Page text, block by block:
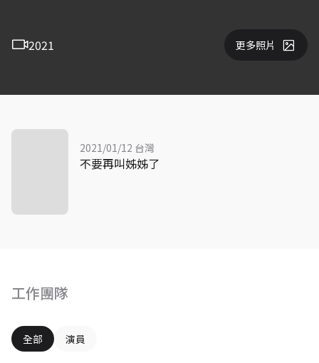
2021 更多照片
工作團隊
全部 演員
2021/01/12 台灣
不要再叫姊姊了